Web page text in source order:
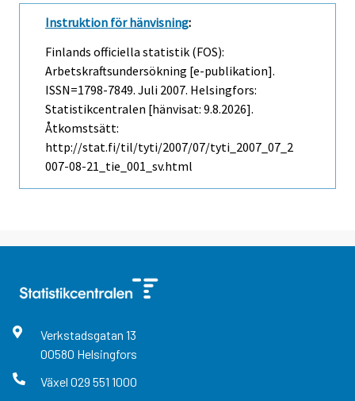
Instruktion för hänvisning:
Finlands officiella statistik (FOS):
Arbetskraftsundersökning [e-publikation].
ISSN=1798-7849. Juli 2007. Helsingfors:
Statistikcentralen [hänvisat: 9.8.2026].
Åtkomstsätt:
http://stat.fi/til/tyti/2007/07/tyti_2007_07_2
007-08-21_tie_001_sv.html
Verkstadsgatan 13
00580 Helsingfors
Växel 029 551 1000